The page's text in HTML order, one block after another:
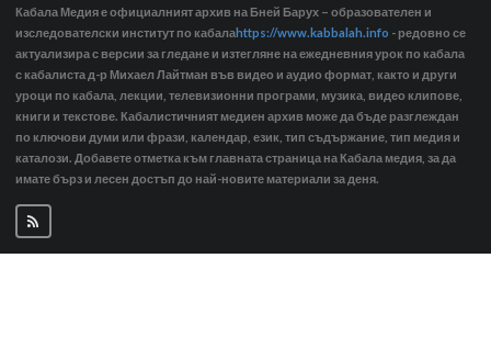
Кабала Медия е официалният архив на Бней Барух – образователен и
изследователски институт по кабалаhttps://www.kabbalah.info - редовно се
актуализира с версии за гледане и изтегляне на ежедневния урок по кабала
с кабалиста д-р Михаел Лайтман във видео и аудио формат, както и други
уроци по кабала, лекции, телевизионни програми, музика, видео клипове,
книги и текстове. Кабалистичният медиен архив може да бъде разглеждан
по ключови думи или фрази, календар, език, тип съдържание, тип медия и
каталози. Добавете отметка към главната страница на Кабала медия, за да
имате бърз и лесен достъп до най-новите материали за деня.